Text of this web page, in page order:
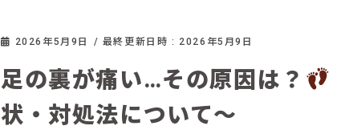
2026年5月9日 / 最終更新日時 : 2026年5月9日
足の裏が痛い…その原因は？
状・対処法について〜